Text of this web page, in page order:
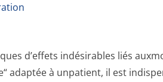
d’effets indésirables liés
adaptée à unpatient, il est